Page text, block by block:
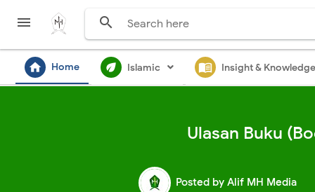
 
home Home ecodIslamic menu_book Insight & Knowledge
Ulasan Buku
Posted by Alif MH Media